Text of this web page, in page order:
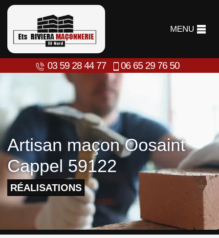
MENU
03 59 28 44 77 06 65 29 76 50
Artisan maçon Oosaint
Cappel 59122
RÉALISATIONS